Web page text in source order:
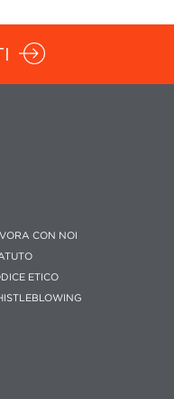
CON NOI
ETICO